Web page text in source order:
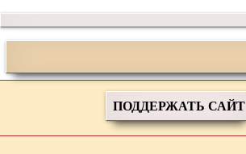
ПОДДЕРЖАТЬ САЙТ